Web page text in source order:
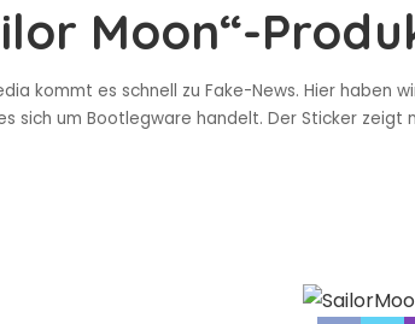
Moon“-
kommt es schnell zu Fake-News. Hier haben
sich um Bootlegware handelt. Der Sticker zeigt